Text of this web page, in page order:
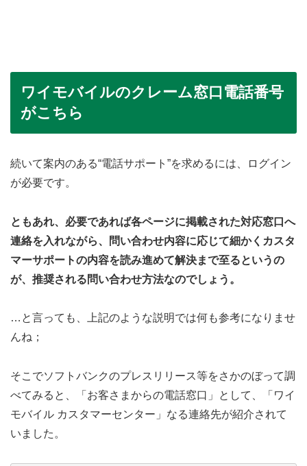
ワイモバイルのクレーム窓口電話番号
がこちら
続いて案内のある“電話サポート”を求めるには、ログイン
が必要です。
ともあれ、必要であれば各ページに掲載された対応窓口へ
連絡を入れながら、問い合わせ内容に応じて細かくカスタ
マーサポートの内容を読み進めて解決まで至るというの
が、推奨される問い合わせ方法なのでしょう。
…と言っても、上記のような説明では何も参考になりませ
んね；
そこでソフトバンクのプレスリリース等をさかのぼって調
べてみると、「お客さまからの電話窓口」として、「ワイ
モバイル カスタマーセンター」なる連絡先が紹介されて
いました。